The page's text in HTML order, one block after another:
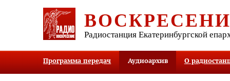
Радиостанция Екатеринбургской
Программа передач Аудиоархив О